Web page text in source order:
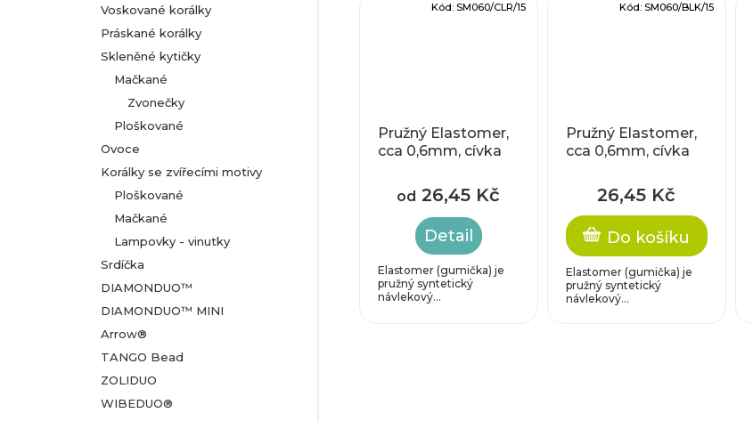
Voskované korálky
Práskané korálky
Skleněné kytičky
Mačkané
Zvonečky
Ploškované
Ovoce
Korálky se zvířecími motivy
Ploškované
Mačkané
Lampovky - vinutky
Srdíčka
DIAMONDUO™
DIAMONDUO™ MINI
Arrow®
TANGO Bead
ZOLIDUO
WIBEDUO®
Pružný Elastomer,
cca 0,6mm, cívka
od 26,45 Kč
Detail
Elastomer (gumička) je
pružný syntetický
návlekový...
Kód: SM060/CLR/15
Pružný Elastomer,
cca 0,6mm, cívka
26,45 Kč
Do košíku
Elastomer (gumička) je
pružný syntetický
návlekový...
Kód: SM060/BLK/15